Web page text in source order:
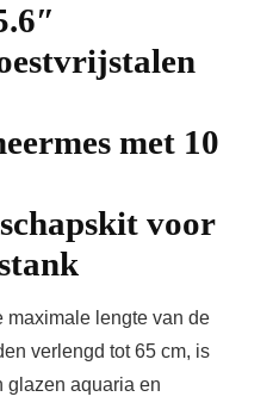
met 10
voor
lengte van de
verlengd tot 65 cm, is
glazen aquaria en